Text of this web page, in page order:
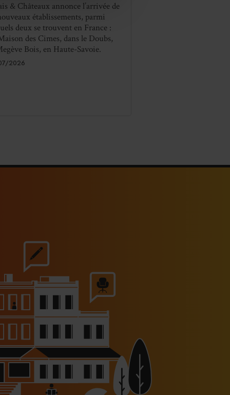
& Châteaux annonce l’arrivée de
établissements, parmi
deux se trouvent en France :
des Cimes, dans le Doubs,
Bois, en Haute-Savoie.
2026